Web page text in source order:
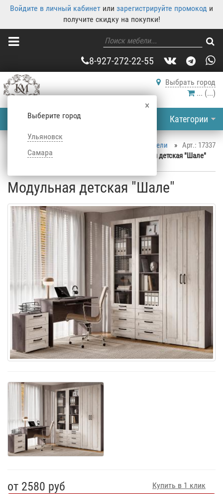
Войдите в личный кабинет или зарегистрируйте промокод и
получите скидку на покупки!
8-927-272-22-55
Выбрать город
×
Выберите город
Ульяновск
Самара
... (...)
Категории
Арт.: 17337
Каталог корпусной мебели
»
Детская
» Наборы в детскую Модульная детская "Шале"
Модульная детская "Шале"
Купить в 1 клик
от 2580 руб